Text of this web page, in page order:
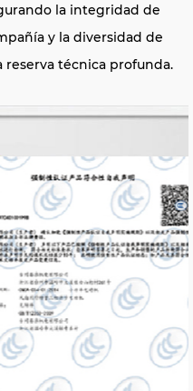
la integridad de
y la diversidad de
reserva técnica profunda.